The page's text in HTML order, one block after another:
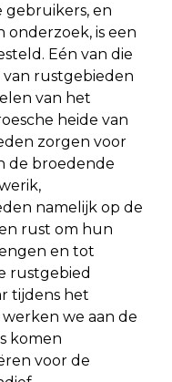
gebruikers, en
is een
Eén van die
rustgebieden
van het
heide van
zorgen voor
de broedende
namelijk op de
rust om hun
en tot
rustgebied
tijdens het
we aan de
komen
voor de